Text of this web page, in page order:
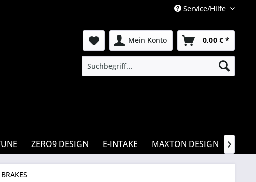
Service/Hilfe
Mein Konto 0,00 € *
ZERO9 DESIGN E-INTAKE MAXTON DESIGN 